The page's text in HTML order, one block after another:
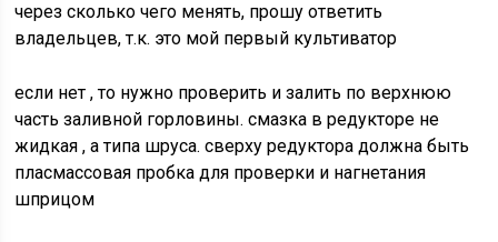
через сколько чего менять, прошу ответить
владельцев, т.к. это мой первый культиватор
если нет , то нужно проверить и залить по верхнюю
часть заливной горловины. смазка в редукторе не
жидкая , а типа шруса. сверху редуктора должна быть
пласмассовая пробка для проверки и нагнетания
шприцом